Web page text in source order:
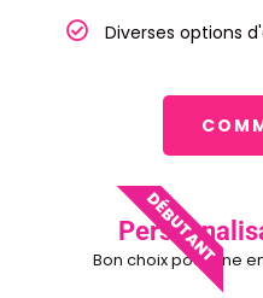
Diverses options
DÉBUTANT
Bon choix pour une